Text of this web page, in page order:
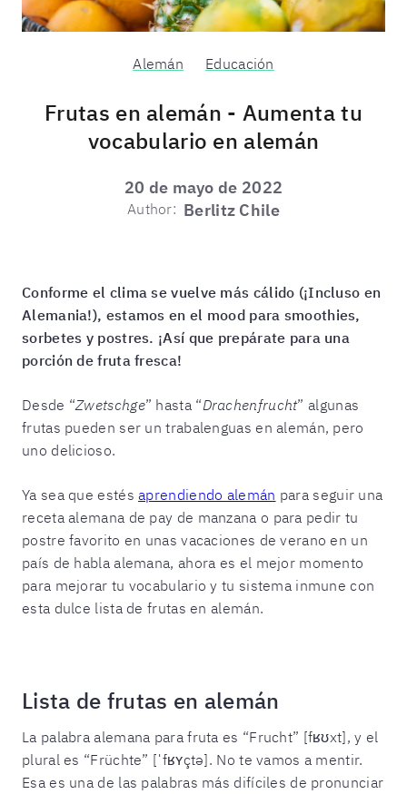
Alemán Educación
Frutas en alemán - Aumenta tu
vocabulario en alemán
20 de mayo de 2022
Author: Berlitz Chile
Conforme el clima se vuelve más cálido (¡Incluso en
Alemania!), estamos en el mood para smoothies,
sorbetes y postres. ¡Así que prepárate para una
porción de fruta fresca!
Desde “Zwetschge” hasta “Drachenfrucht” algunas
frutas pueden ser un trabalenguas en alemán, pero
uno delicioso.
Ya sea que estésaprendiendo alemán para seguir una
receta alemana de pay de manzana o para pedir tu
postre favorito en unas vacaciones de verano en un
país de habla alemana, ahora es el mejor momento
para mejorar tu vocabulario y tu sistema inmune con
esta dulce lista de frutas en alemán.
Lista de frutas en alemán
La palabra alemana para fruta es “Frucht” [fʁʊxt], y el
plural es “Früchte” [ˈfʁʏçtə]. No te vamos a mentir.
Esa es una de las palabras más difíciles de pronunciar